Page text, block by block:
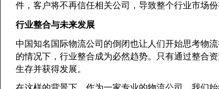
件，客户将不再信任相关公司，导致整个行业市场
行业整合与未来发展
中国知名国际物流公司的倒闭也让人们开始思考物
的情况下，行业整合成为必然趋势。只有通过整合
生存并获得发展。